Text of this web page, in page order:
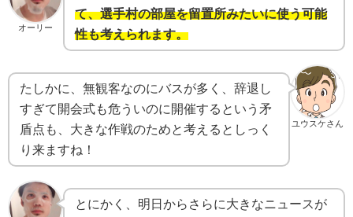
オーリー
て、選手村の部屋を留置所みたいに使う可能
性も考えられます。
ユウスケさん
たしかに、無観客なのにバスが多く、辞退し
すぎて開会式も危ういのに開催するという矛
盾点も、大きな作戦のためと考えるとしっく
り来ますね！
とにかく、明日からさらに大きなニュースが